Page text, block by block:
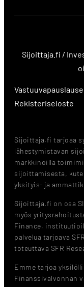
Sijoittaja.fi /
Rekisteriseloste
Sijoittaja.fi tarjoaa
lähestymistavan
markkinoilla
sijoittamisesta,
yksityis- ja
Sijoittaja.fi on osa
myös
Finance,
palvelua tarjoava
toteuttava SFR
Emme tarjoa
Finanssivalvonnan